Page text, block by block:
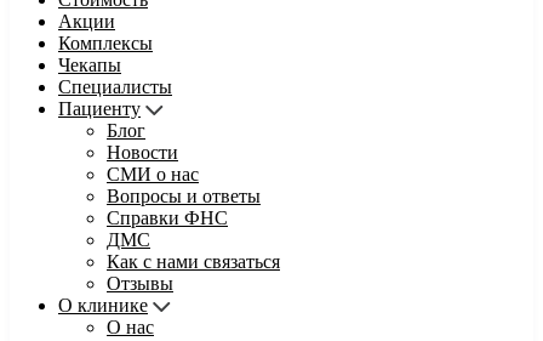
Акции
Комплексы
Чекапы
Специалисты
Пациенту
Блог
Новости
СМИ о нас
Вопросы и ответы
Справки ФНС
ДМС
Как с нами связаться
Отзывы
О клинике
О нас